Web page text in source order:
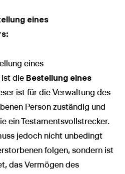
eines
eines
die Bestellung eines
ist für die Verwaltung des
Person zuständig und
ein Testamentsvollstrecker.
jedoch nicht unbedingt
folgen, sondern ist
das Vermögen des